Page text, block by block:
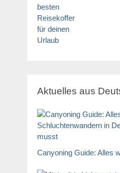
Aktuelles aus
Canyoning Guide: Alles